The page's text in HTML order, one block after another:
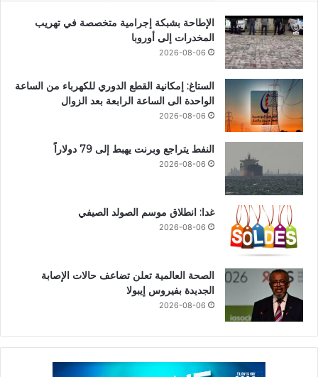
الإطاحة بشبكة إجرامية متخصصة في تهريب
المخدرات إلى أوروبا
2026-08-06
الستاغ: إمكانية القطع الدوري للكهرباء من الساعة
الواحدة الى الساعة الرابعة بعد الزوال
2026-08-06
النفط يتراجع وبرنت يهبط إلى 79 دولاراً
2026-08-06
غدا: انطلاق موسم الصولد الصيفي
2026-08-06
الصحة العالمية تعلن تضاعف حالات الإصابة
الجديدة بفيروس إيبولا
2026-08-06